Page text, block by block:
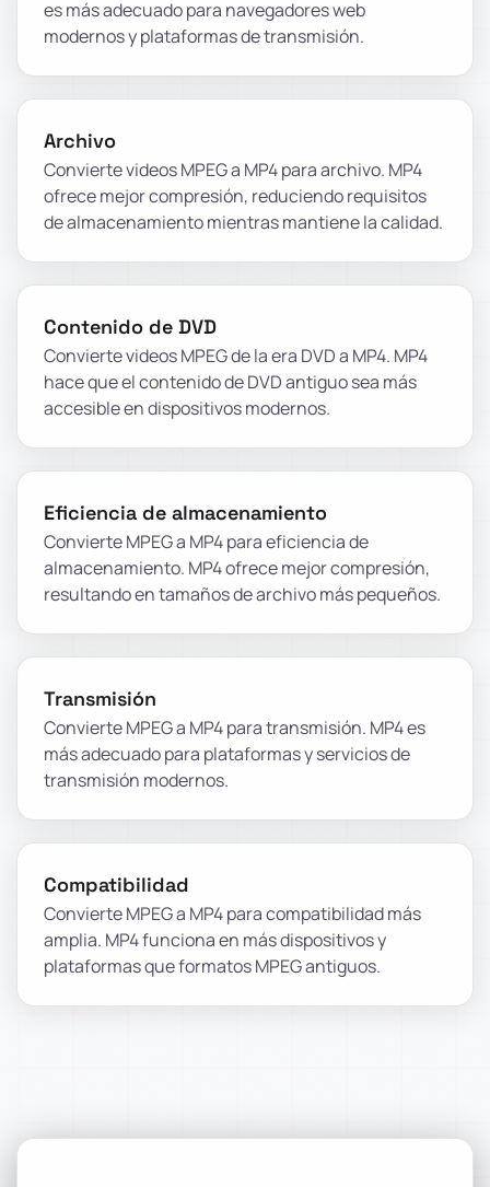
es más adecuado para navegadores web
modernos y plataformas de transmisión.
Archivo
Convierte videos MPEG a MP4 para archivo. MP4
ofrece mejor compresión, reduciendo requisitos
de almacenamiento mientras mantiene la calidad.
Contenido de DVD
Convierte videos MPEG de la era DVD a MP4. MP4
hace que el contenido de DVD antiguo sea más
accesible en dispositivos modernos.
Eficiencia de almacenamiento
Convierte MPEG a MP4 para eficiencia de
almacenamiento. MP4 ofrece mejor compresión,
resultando en tamaños de archivo más pequeños.
Transmisión
Convierte MPEG a MP4 para transmisión. MP4 es
más adecuado para plataformas y servicios de
transmisión modernos.
Compatibilidad
Convierte MPEG a MP4 para compatibilidad más
amplia. MP4 funciona en más dispositivos y
plataformas que formatos MPEG antiguos.